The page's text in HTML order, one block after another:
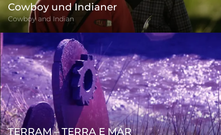
Cowboy und Indianer
Cowboy and Indian
TERRAM – TERRA E MAR